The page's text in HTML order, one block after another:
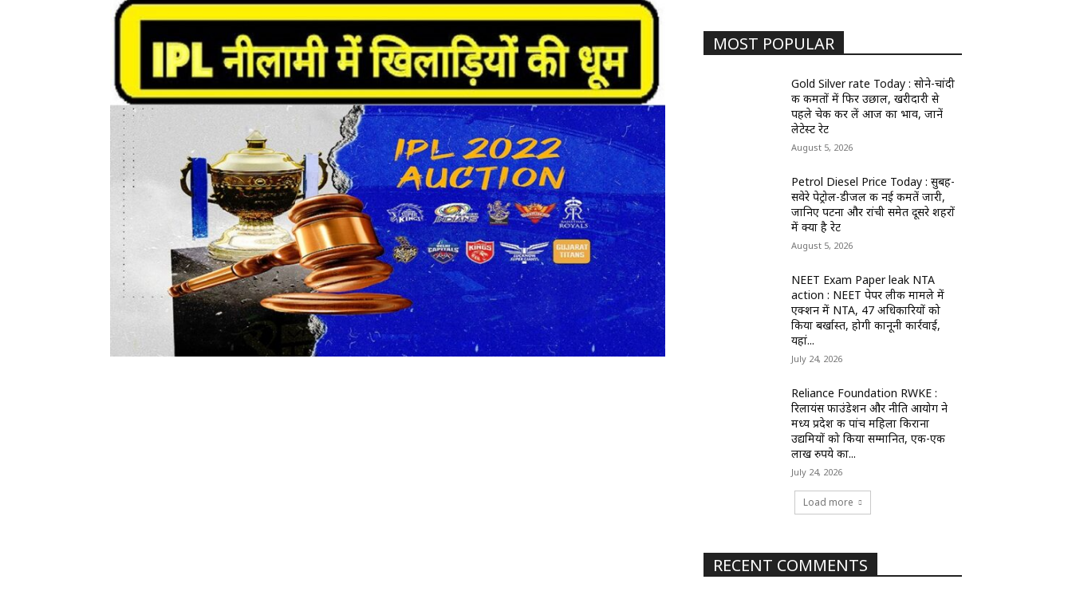
MOST POPULAR
Gold Silver rate Today : सोने-चांदी
की कीमतों में फिर उछाल, खरीदारी से
पहले चेक कर लें आज का भाव, जानें
लेटेस्ट रेट
August 5, 2026
Petrol Diesel Price Today : सुबह-
सवेरे पेट्रोल-डीजल की नई कीमतें जारी,
जानिए पटना और रांची समेत दूसरे शहरों
में क्या है रेट
August 5, 2026
NEET Exam Paper leak NTA
action : NEET पेपर लीक मामले में
एक्शन में NTA, 47 अधिकारियों को
किया बर्खास्त, होगी कानूनी कार्रवाई,
यहां...
July 24, 2026
Reliance Foundation RWKE :
रिलायंस फाउंडेशन और नीति आयोग ने
मध्य प्रदेश की पांच महिला किराना
उद्यमियों को किया सम्मानित, एक-एक
लाख रुपये का...
July 24, 2026
Load more
RECENT COMMENTS